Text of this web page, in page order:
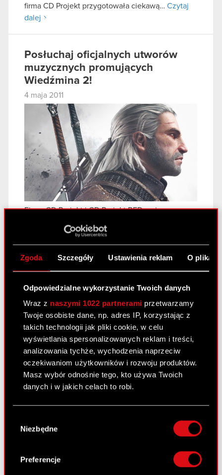
Zgoda Szczegóły Ustawienia reklam O
Odpowiedzialne wykorzystanie Twoich danych
Wraz z naszymi 1022 partnerami przetwarzamy
Twoje osobiste dane, np. adres IP, korzystając z
takich technologii jak pliki cookie, w celu
wyświetlania spersonalizowanych reklam i treści,
analizowania tychże, wychodzenia naprzeciw
oczekiwaniom użytkowników i rozwoju produktów.
Masz wybór odnośnie tego, kto używa Twoich
danych i w jakich celach to robi.
lokalizacji geograficznej z dokładnością nawet
Identyfikować Twoje urządzenie, aktywnie
analizując charakteryzującego je zbiory
zgody
Niezbędne
Preferencje
firma CD Projekt przygotowała ciekawą… Czytaj
dalej
Posłuchaj oficjalnych utworów
muzycznych promujących
Wiedźmina 2!
4 maja 2011
Firma CD Projekt i CD Projekt RED mają
współpracy z Maciejem Balcarem i zespołem…
Czytaj dalej
Wiedźmin 2: Zabójcy Królów –
Edycja Kolekcjonerska bije kolejny
rekord!
2 maja 2011
Mamy przyjemność poinformować, że Edycja
Kolekcjonerska gry Wiedźmin 2: Zabójcy Królów
pobiła kolejny rekord w…